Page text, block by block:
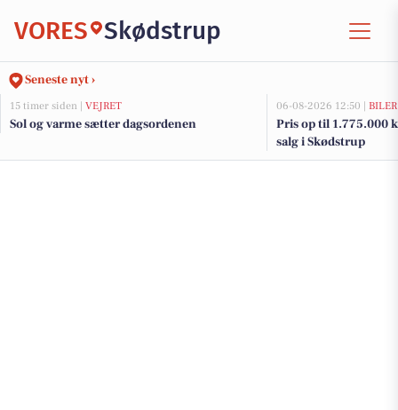
VORES Skødstrup
Seneste nyt ›
15 timer siden | VEJRET
Sol og varme sætter dagsordenen
06-08-2026 12:50 | BILER
Pris op til 1.775.000
salg i Skødstrup